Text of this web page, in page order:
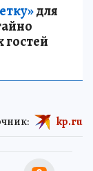
для
гостей
kp.ru